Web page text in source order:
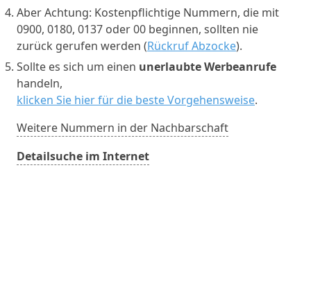
Aber Achtung: Kostenpflichtige Nummern, die mit
0900, 0180, 0137 oder 00 beginnen, sollten nie
zurück gerufen werden (Rückruf Abzocke).
Sollte es sich um einen unerlaubte Werbeanrufe
handeln,
klicken Sie hier für die beste Vorgehensweise.
Weitere Nummern in der Nachbarschaft
Detailsuche im Internet